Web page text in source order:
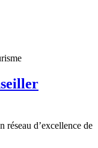
réseau d’excellence de